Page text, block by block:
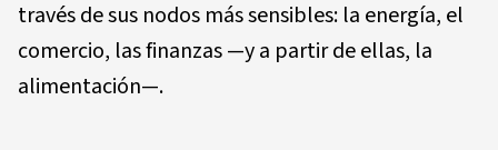
través de sus nodos más sensibles: la energía, el
comercio, las finanzas —y a partir de ellas, la
alimentación—.